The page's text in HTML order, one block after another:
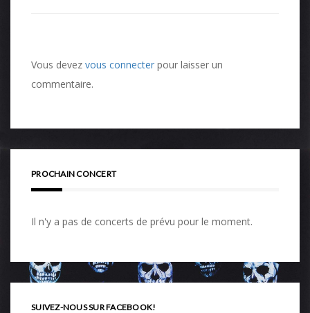
Vous devez vous connecter pour laisser un
commentaire.
PROCHAIN CONCERT
Il n'y a pas de concerts de prévu pour le moment.
SUIVEZ-NOUS SUR FACEBOOK!